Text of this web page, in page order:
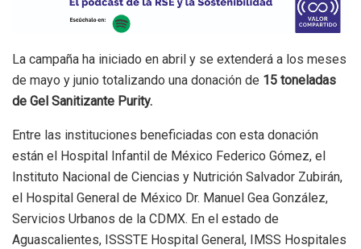
La campaña ha iniciado en abril y se extenderá a los meses
de mayo y junio totalizando una donación de 15 toneladas
de Gel Sanitizante Purity.
Entre las instituciones beneficiadas con esta donación
están el Hospital Infantil de México Federico Gómez, el
Instituto Nacional de Ciencias y Nutrición Salvador Zubirán,
el Hospital General de México Dr. Manuel Gea González,
Servicios Urbanos de la CDMX. En el estado de
Aguascalientes, ISSSTE Hospital General, IMSS Hospitales